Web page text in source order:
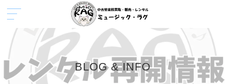
BLOG & INFO